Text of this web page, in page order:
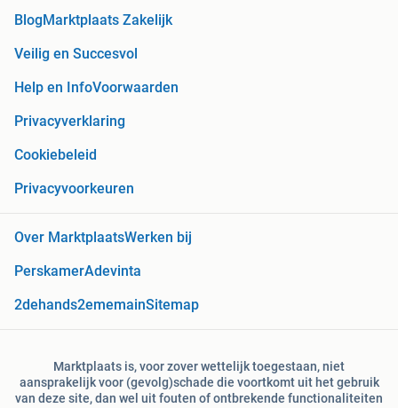
BlogMarktplaats Zakelijk
Veilig en Succesvol
Help en InfoVoorwaarden
Privacyverklaring
Cookiebeleid
Privacyvoorkeuren
Over MarktplaatsWerken bij
PerskamerAdevinta
2dehands2ememainSitemap
Marktplaats is, voor zover wettelijk toegestaan, niet
aansprakelijk voor (gevolg)schade die voortkomt uit het gebruik
van deze site, dan wel uit fouten of ontbrekende functionaliteiten